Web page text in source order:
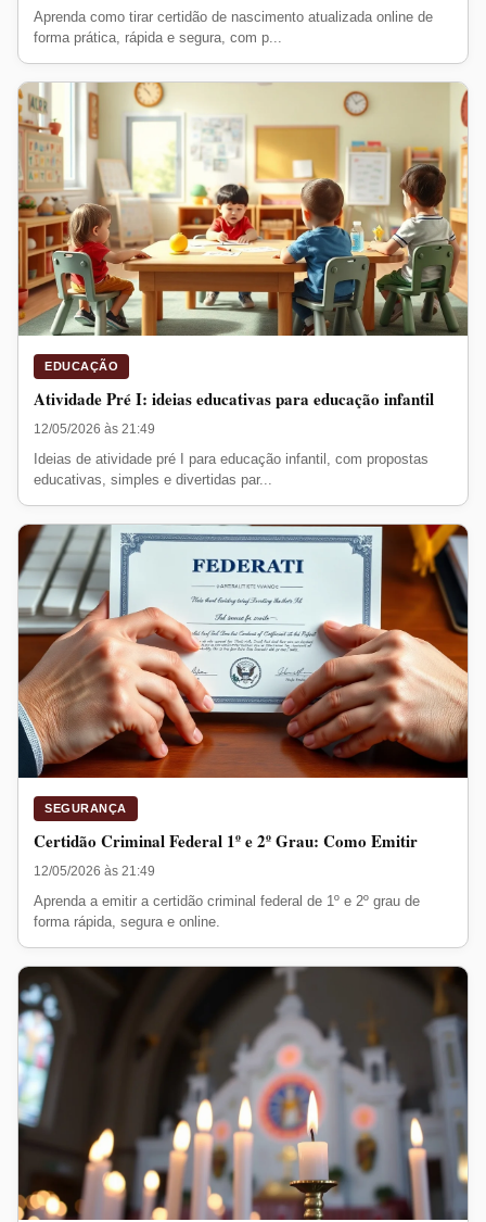
Aprenda como tirar certidão de nascimento atualizada online de
forma prática, rápida e segura, com p...
EDUCAÇÃO
Atividade Pré I: ideias educativas para educação infantil
12/05/2026 às 21:49
Ideias de atividade pré I para educação infantil, com propostas
educativas, simples e divertidas par...
SEGURANÇA
Certidão Criminal Federal 1º e 2º Grau: Como Emitir
12/05/2026 às 21:49
Aprenda a emitir a certidão criminal federal de 1º e 2º grau de
forma rápida, segura e online.